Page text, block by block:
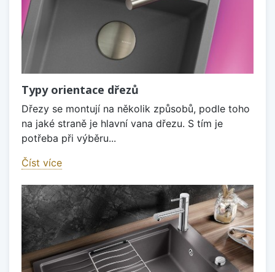
Typy orientace dřezů
Dřezy se montují na několik způsobů, podle toho
na jaké straně je hlavní vana dřezu. S tím je
potřeba při výběru...
Číst více